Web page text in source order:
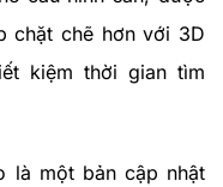
chặt chẽ hơn với 3D
kiệm thời gian tìm
là một bản cập nhật